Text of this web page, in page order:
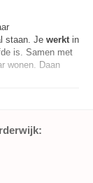
staan. Je werktin
is. Samen met
wonen. Daan